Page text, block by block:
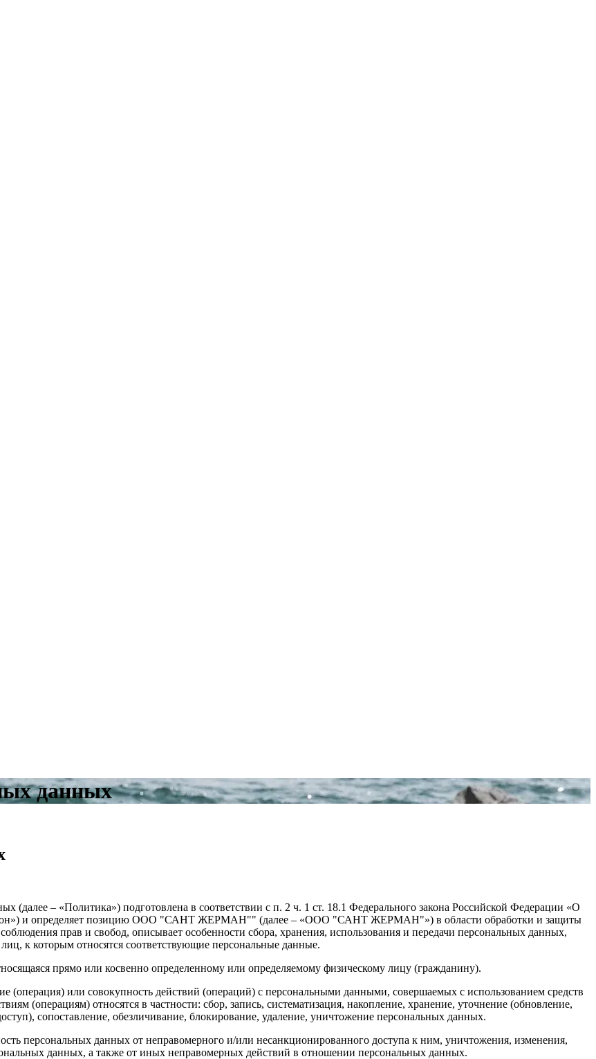
данных
(далее – «Политика») подготовлена в соответствии с п. 2 ч. 1 ст. 18.1 Федерального закона Российской Федерации «О
и определяет позицию ООО "САНТ ЖЕРМАН"" (далее – «ООО "САНТ ЖЕРМАН"») в области обработки и защиты
прав и свобод, описывает особенности сбора, хранения, использования и передачи персональных данных,
к которым относятся соответствующие персональные данные.
прямо или косвенно определенному или определяемому физическому лицу (гражданину).
(операция) или совокупность действий (операций) с персональными данными, совершаемых с использованием средств
(операциям) относятся в частности: сбор, запись, систематизация, накопление, хранение, уточнение (обновление,
сопоставление, обезличивание, блокирование, удаление, уничтожение персональных данных.
персональных данных от неправомерного и/или несанкционированного доступа к ним, уничтожения, изменения,
данных, а также от иных неправомерных действий в отношении персональных данных.